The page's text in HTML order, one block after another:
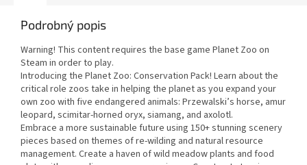
Podrobný popis
Warning! This content requires the base game Planet Zoo on
Steam in order to play.
Introducing the Planet Zoo: Conservation Pack! Learn about the
critical role zoos take in helping the planet as you expand your
own zoo with five endangered animals: Przewalski’s horse, amur
leopard, scimitar-horned oryx, siamang, and axolotl.
Embrace a more sustainable future using 150+ stunning scenery
pieces based on themes of re-wilding and natural resource
management. Create a haven of wild meadow plants and food